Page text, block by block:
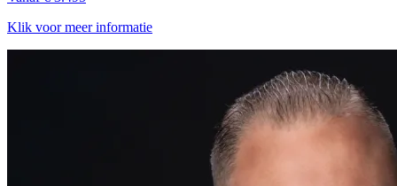
Klik voor meer informatie